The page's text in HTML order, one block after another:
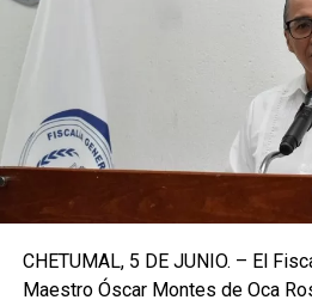
CHETUMAL, 5 DE JUNIO. – El
Maestro Óscar Montes de Oca